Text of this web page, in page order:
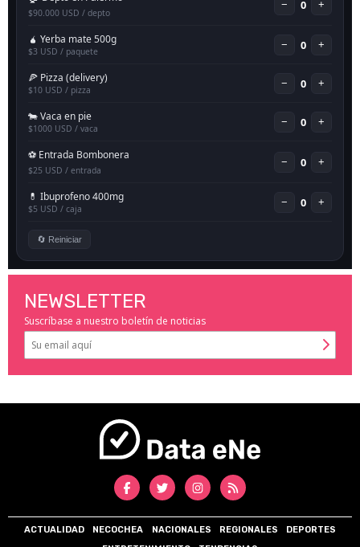
NEWSLETTER
Suscríbase a nuestro boletín de noticias
ACTUALIDAD NECOCHEA NACIONALES REGIONALES
DEPORTES